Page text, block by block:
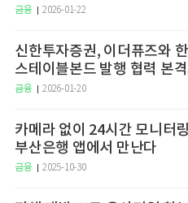
금융 2026-01-22
신한투자증권, 이더퓨즈와
스테이블본드 발행 협력 본
금융 2026-01-20
카메라 없이 24시간 모니
부산은행 앱에서 만난다
금융 2025-10-30